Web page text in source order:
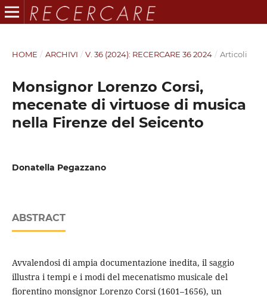
HOME / ARCHIVI / V. 36 (2024): RECERCARE 36 2024 / Articoli
Monsignor Lorenzo Corsi,
mecenate di virtuose di musica
nella Firenze del Seicento
Donatella Pegazzano
ABSTRACT
Avvalendosi di ampia documentazione inedita, il saggio
illustra i tempi e i modi del mecenatismo musicale del
fiorentino monsignor Lorenzo Corsi (1601–1656), un